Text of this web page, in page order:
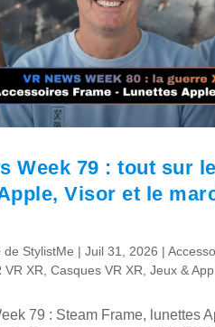
Week 79 : tout sur
Visor et le
de StylistMe |Juil 31, 2026 |
VR XR ,Casques VR XR ,Jeux &
79 : Steam Frame, lunettes